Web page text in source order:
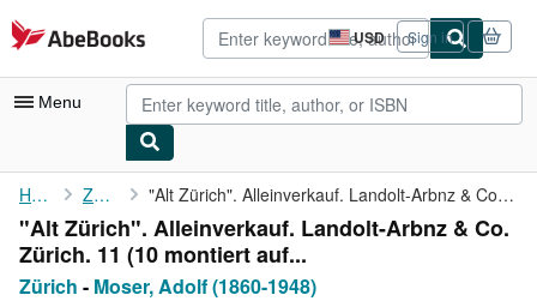
Skip to main content
AbeBooks.com USD
Site
shopping
preferences
Sign in
Menu
My Account
My Purchases
Advanced Search
Home Zürich "Alt Zürich". Alleinverkauf. Landolt-Arbnz & Co. Zürich. 11 (10 ...
"Alt Zürich". Alleinverkauf. Landolt-Arbnz & Co.
Zürich. 11 (10 montiert auf...
Zürich - Moser, Adolf (1860-1948)